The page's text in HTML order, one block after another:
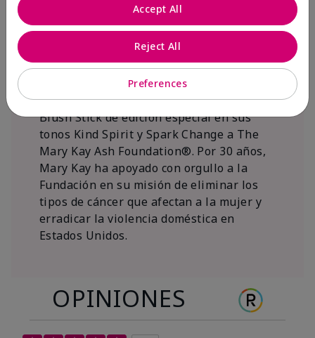
Únete al programa global El rosa cambia
vidas® de Mary Kay y ayuda a cambiar la
vida de mujeres y sus familias en todo el
mundo. En Estados Unidos, del 26 de abril
al 15 de noviembre de 2026, Mary Kay Inc.
donará $1 de cada venta del Mary Kay®
Blush Stick de edición especial en sus
tonos Kind Spirit y Spark Change a The
Mary Kay Ash Foundation®. Por 30 años,
Mary Kay ha apoyado con orgullo a la
Fundación en su misión de eliminar los
tipos de cáncer que afectan a la mujer y
erradicar la violencia doméstica en
Estados Unidos.
OPINIONES
Preferences
Reject All
Accept All